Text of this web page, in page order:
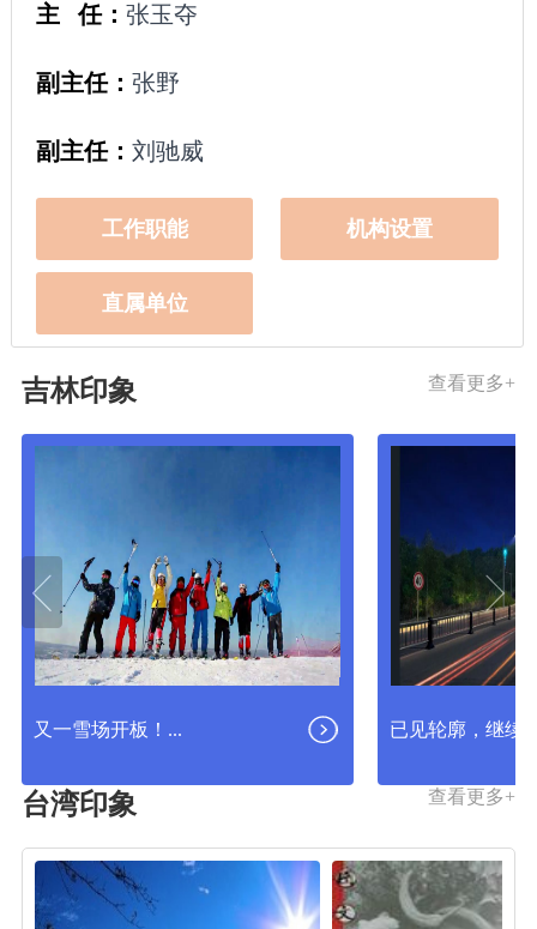
主 任： 张玉夺
副主任： 张野
副主任： 刘驰威
工作职能 机构设置
直属单位
吉林印象 查看更多+
已见轮廓，继续... 这届长春冰雪新...
台湾印象 查看更多+